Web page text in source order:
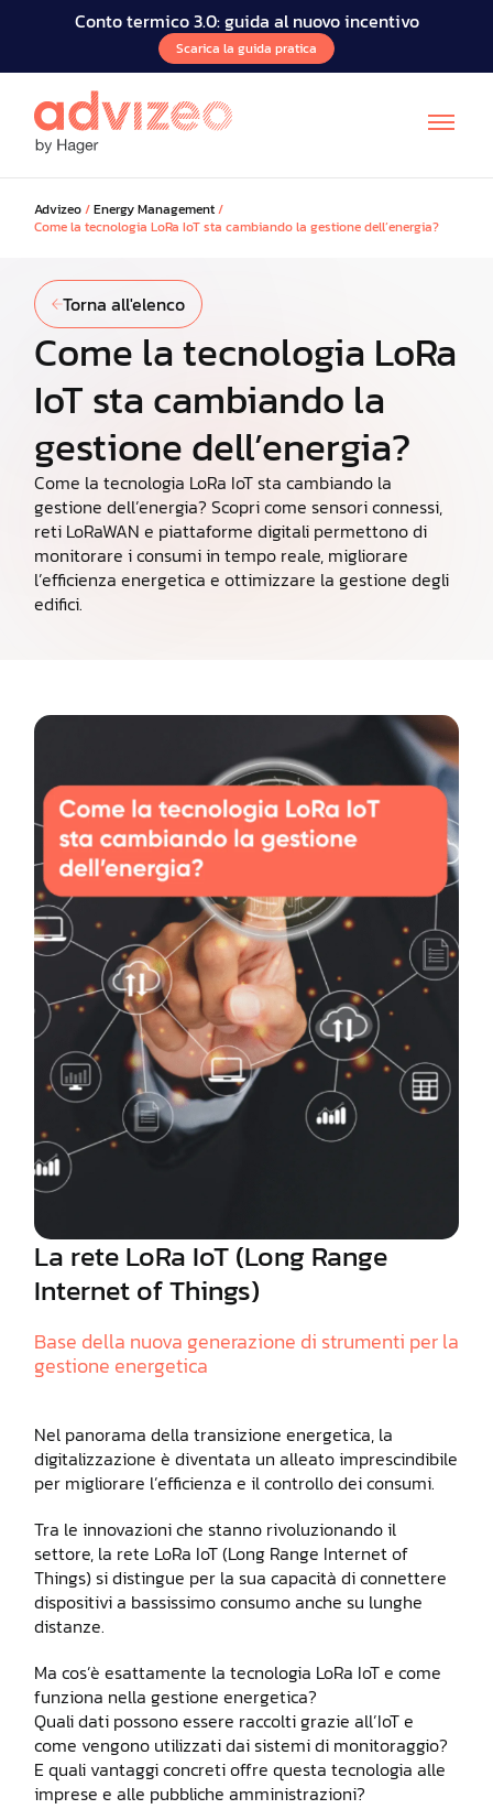
Conto termico 3.0: guida al nuovo incentivo
Scarica la guida pratica
Advizeo/Energy Management/
Come la tecnologia LoRa IoT sta cambiando la gestione dell’energia?
Torna all'elenco
Come la tecnologia LoRa
IoT sta cambiando la
gestione dell’energia?
Come la tecnologia LoRa IoT sta cambiando la
gestione dell’energia? Scopri come sensori connessi,
reti LoRaWAN e piattaforme digitali permettono di
monitorare i consumi in tempo reale, migliorare
l’efficienza energetica e ottimizzare la gestione degli
edifici.
La rete LoRa IoT (Long Range
Internet of Things)
Base della nuova generazione di strumenti per la
gestione energetica
Nel panorama della transizione energetica, la
digitalizzazione è diventata un alleato imprescindibile
per migliorare l’efficienza e il controllo dei consumi.
Tra le innovazioni che stanno rivoluzionando il
settore, la rete LoRa IoT (Long Range Internet of
Things) si distingue per la sua capacità di connettere
dispositivi a bassissimo consumo anche su lunghe
distanze.
Ma cos’è esattamente la tecnologia LoRa IoT e come
funziona nella gestione energetica?
Quali dati possono essere raccolti grazie all’IoT e
come vengono utilizzati dai sistemi di monitoraggio?
E quali vantaggi concreti offre questa tecnologia alle
imprese e alle pubbliche amministrazioni?